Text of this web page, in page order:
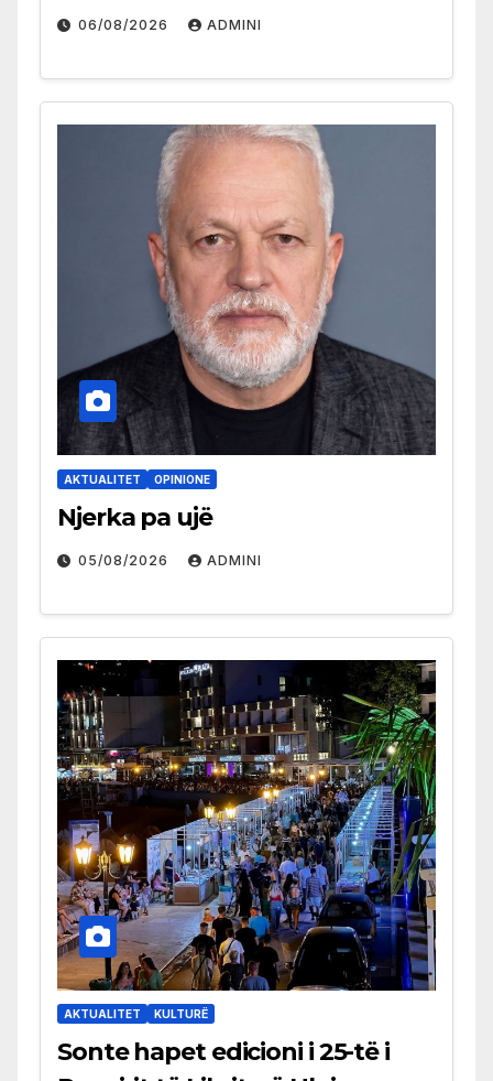
06/08/2026 ADMINI
AKTUALITET OPINIONE
Njerka pa ujë
05/08/2026 ADMINI
AKTUALITET KULTURË
Sonte hapet edicioni i 25-të i